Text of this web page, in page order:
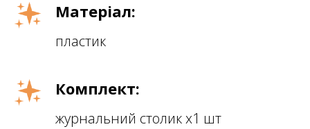
Матеріал:
пластик
Комплект:
журнальний столик х1 шт